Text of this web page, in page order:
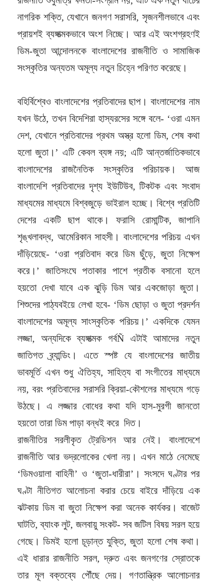
নাগরিক শক্তি, যেখানে জনগণ সরাসরি, সৃজনশীলভাবে এবং
প্রায়শই ব্যঙ্গাত্মকভাবে অংশ নিচ্ছে। আর এই অংশগ্রহণই
ডিম-জুতা আন্দোলনকে বাংলাদেশের রাজনীতি ও সামাজিক
সংস্কৃতির অন্যতম অমূল্য নতুন চিহ্নে পরিণত করেছে।
বহির্বিশ্বেও বাংলাদেশের প্রতিবাদের ছাপ। বাংলাদেশের নাম
যখন উঠে, তখন বিদেশিরা হাস্যরসের সঙ্গে বলে- ‘ওরা এমন
দেশ, যেখানে প্রতিবাদের প্রথম অস্ত্র হলো ডিম, শেষ কথা
হলো জুতা।’ এটি কেবল ব্যঙ্গ নয়; এটি আন্তর্জাতিকভাবে
বাংলাদেশের রাজনৈতিক সংস্কৃতির পরিচায়ক। আজ
বাংলাদেশি প্রতিবাদের দৃশ্য ইউটিউব, টিকটক এবং সংবাদ
মাধ্যমের মাধ্যমে বিশ্বজুড়ে ভাইরাল হচ্ছে। বিশ্বে প্রতিটি
দেশের একটি ছাপ থাকে। ফরাসি রোমান্টিক, জাপানি
শৃঙ্খলাবদ্ধ, আমেরিকান সাহসী। বাংলাদেশের পরিচয় এখন
দাঁড়িয়েছে- ‘ওরা প্রতিবাদ করে ডিম ছুঁড়ে, জুতা নিক্ষেপ
করে।’ জাতিসংঘে পতাকার পাশে প্রতীক বসানো হলে
হয়তো দেখা যাবে এক ঝুড়ি ডিম আর একজোড়া জুতা।
শিশুদের পাঠ্যবইয়ে লেখা হবে- ‘ডিম ছোড়া ও জুতা প্রদর্শন
বাংলাদেশের অমূল্য সাংস্কৃতিক পরিচয়।’ একদিকে যেমন
লজ্জা, অন্যদিকে ব্যঙ্গাত্মক গর্বÑ এটাই আমাদের নতুন
জাতিগত ব্র্যান্ডিং। এতে স্পষ্ট যে বাংলাদেশের জাতীয়
ভাবমূর্তি এখন শুধু ঐতিহ্য, সাহিত্য বা সংগীতের মাধ্যমে
নয়, বরং প্রতিবাদের সরাসরি ক্রিয়া-কৌশলের মাধ্যমে গড়ে
উঠছে। এ লজ্জার বোধের কথা যদি হাস-মুরগী জানতো
হয়তো তারা ডিম পাড়া বন্ধই করে দিত।
রাজনীতির সরলীকৃত ট্রেডিশন আর নেই। বাংলাদেশে
রাজনীতি আর ভদ্রলোকের খেলা নয়। এখন মাঠে নেমেছে
‘ডিমওয়ালা বাহিনী’ ও ‘জুতা-ধারীরা’। সংসদে ঘণ্টার পর
ঘণ্টা নীতিগত আলোচনা করার চেয়ে বাইরে দাঁড়িয়ে এক
ঝটকায় ডিম বা জুতা নিক্ষেপ করা অনেক কার্যকর। বাজেট
ঘাটতি, ব্যাংক লুট, জলবায়ু সংকট- সব জটিল বিষয় সরল হয়ে
গেছে। ডিমই হলো চূড়ান্ত যুক্তি, জুতা হলো শেষ কথা।
এই ধারার রাজনীতি সরল, দ্রুত এবং জনগণের স্রোতকে
তার মূল বক্তব্যে পৌঁছে দেয়। গণতান্ত্রিক আলোচনার